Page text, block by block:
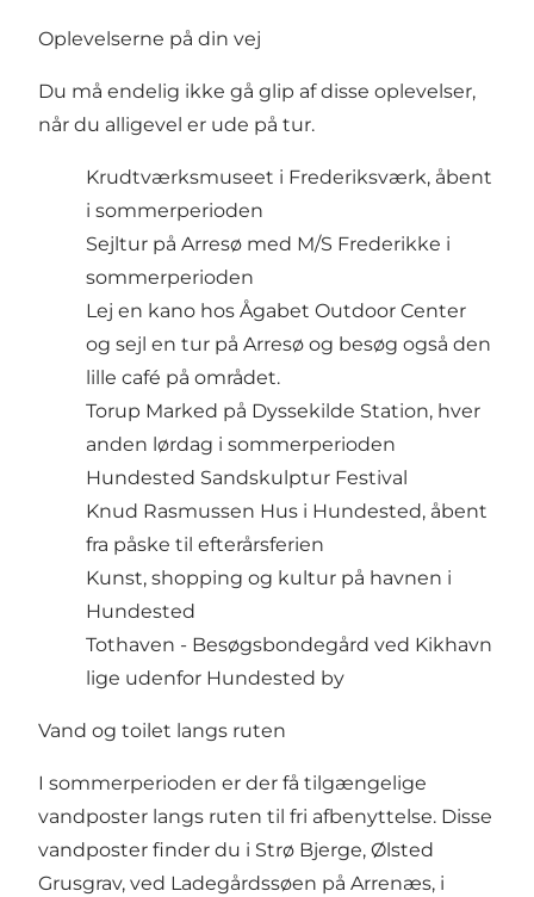
Oplevelserne på din vej
Du må endelig ikke gå glip af disse oplevelser,
når du alligevel er ude på tur.
Krudtværksmuseet i Frederiksværk, åbent
i sommerperioden
Sejltur på Arresø med M/S Frederikke i
sommerperioden
Lej en kano hos Ågabet Outdoor Center
og sejl en tur på Arresø og besøg også den
lille café på området.
Torup Marked på Dyssekilde Station, hver
anden lørdag i sommerperioden
Hundested Sandskulptur Festival
Knud Rasmussen Hus i Hundested, åbent
fra påske til efterårsferien
Kunst, shopping og kultur på havnen i
Hundested
Tothaven - Besøgsbondegård ved Kikhavn
lige udenfor Hundested by
Vand og toilet langs ruten
I sommerperioden er der få tilgængelige
vandposter langs ruten til fri afbenyttelse. Disse
vandposter finder du i Strø Bjerge, Ølsted
Grusgrav, ved Ladegårdssøen på Arrenæs, i